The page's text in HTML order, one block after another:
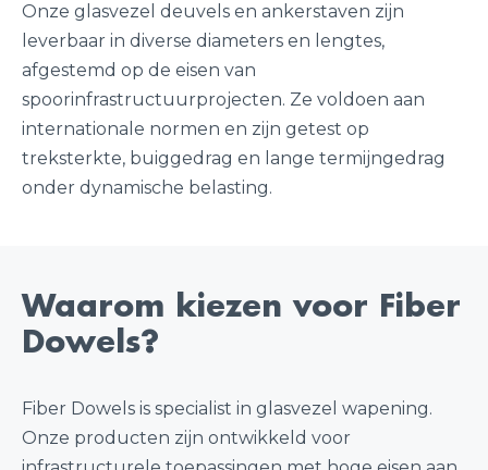
Onze glasvezel deuvels en ankerstaven zijn
leverbaar in diverse diameters en lengtes,
afgestemd op de eisen van
spoorinfrastructuurprojecten. Ze voldoen aan
internationale normen en zijn getest op
treksterkte, buiggedrag en lange termijngedrag
onder dynamische belasting.
Waarom kiezen voor Fiber
Dowels?
Fiber Dowels is specialist in glasvezel wapening.
Onze producten zijn ontwikkeld voor